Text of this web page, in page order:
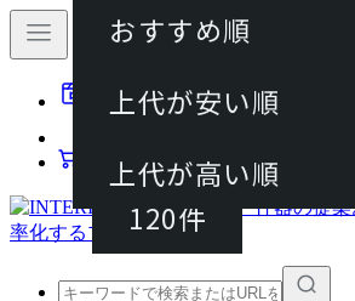
動画マニュアル
カート
120件
おすすめ順
上代が安い順
上代が高い順